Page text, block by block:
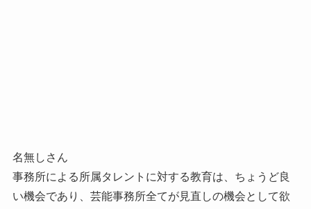
名無しさん
事務所による所属タレントに対する教育は、ちょうど良
い機会であり、芸能事務所全てが見直しの機会として欲